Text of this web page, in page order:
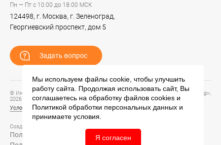
Пн — Пт с 10:00 до 18:00 МСК
124498, г. Москва, г. Зеленоград,
Георгиевский проспект, дом 5
Задать вопрос
© Информационный портал технической поддержки ЦП ИС АО «ПКК Миландр»,
2026
Условия предоставления и использования информации
Создание сайта –
Политика обработки персональных данных
Мы используем файлы cookie, чтобы улучшить
работу сайта. Продолжая использовать сайт, Вы
соглашаетесь на обработку файлов cookies и
Политикой обработки персональных данных и
принимаете условия.
Я согласен